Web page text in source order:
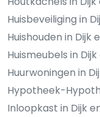
Huisbeveiliging in
Huishouden in Dijk
Huismeubels in
Huurwoningen in
Hypotheek-
Inloopkast in Dijk